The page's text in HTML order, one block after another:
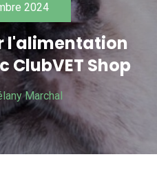
2024
l'​alimentation
ClubVET Shop
Marchal